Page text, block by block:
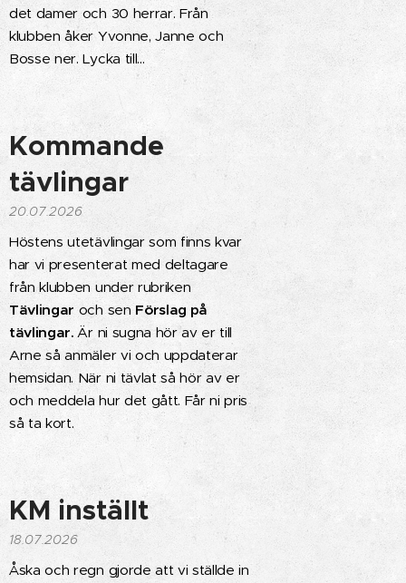
det damer och 30 herrar. Från
klubben åker Yvonne, Janne och
Bosse ner. Lycka till...
Kommande
tävlingar
20.07.2026
Höstens utetävlingar som finns kvar
har vi presenterat med deltagare
från klubben under rubriken
Tävlingar och senFörslag på
tävlingar.Är ni sugna hör av er till
Arne så anmäler vi och uppdaterar
hemsidan. När ni tävlat så hör av er
och meddela hur det gått. Får ni pris
så ta kort.
KM inställt
18.07.2026
Åska och regn gjorde att vi ställde in